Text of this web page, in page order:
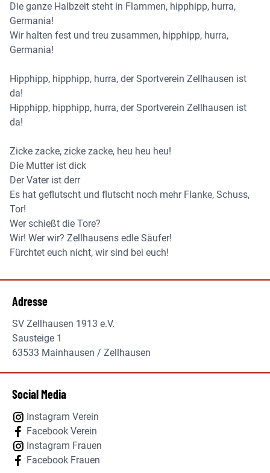
Die ganze Halbzeit steht in Flammen, hipphipp, hurra,
Germania!
Wir halten fest und treu zusammen, hipphipp, hurra,
Germania!
Hipphipp, hipphipp, hurra, der Sportverein Zellhausen ist
da!
Hipphipp, hipphipp, hurra, der Sportverein Zellhausen ist
da!
Zicke zacke, zicke zacke, heu heu heu!
Die Mutter ist dick
Der Vater ist derr
Es hat geflutscht und flutscht noch mehr Flanke, Schuss,
Tor!
Wer schießt die Tore?
Wir! Wer wir? Zellhausens edle Säufer!
Fürchtet euch nicht, wir sind bei euch!
Adresse
SV Zellhausen 1913 e.V.
Sausteige 1
63533 Mainhausen / Zellhausen
Social Media
Instagram Verein
Facebook Verein
Instagram Frauen
Facebook Frauen